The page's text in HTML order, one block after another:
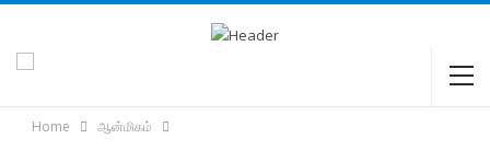
Home ஆன்மிகம்